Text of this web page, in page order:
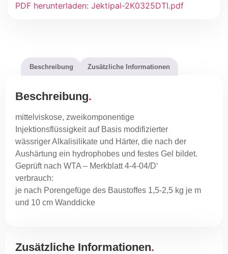
PDF herunterladen: Jektipal-2K0325DTI.pdf
Beschreibung Zusätzliche Informationen
Beschreibung
mittelviskose, zweikomponentige
Injektionsflüssigkeit auf Basis modifizierter
wässriger Alkalisilikate und Härter, die nach der
Aushärtung ein hydrophobes und festes Gel bildet.
Geprüft nach WTA – Merkblatt 4-4-04/D‘
verbrauch:
je nach Porengefüge des Baustoffes 1,5-2,5 kg je m
und 10 cm Wanddicke
Zusätzliche Informationen